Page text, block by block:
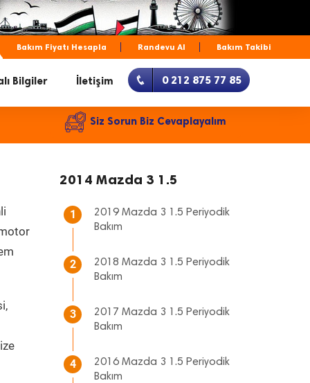
Bakım Fiyatı Hesapla Randevu Al Bakım Takibi
Bilgiler İletişim 0 212 875 77 85
Siz Sorun Biz Cevaplayalım
2014 Mazda 3 1.5
1
2019 Mazda 3 1.5 Periyodik
Bakım
2
2018 Mazda 3 1.5 Periyodik
Bakım
3
2017 Mazda 3 1.5 Periyodik
Bakım
4
2016 Mazda 3 1.5 Periyodik
Bakım